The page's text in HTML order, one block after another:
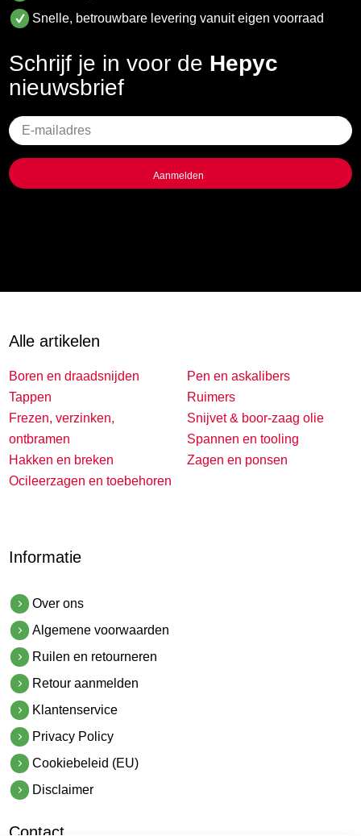
Snelle, betrouwbare levering vanuit eigen voorraad
Schrijf je in voor de Hepyc
nieuwsbrief
Geen
titel
Alle artikelen
Boren en draadsnijden
Tappen
Frezen, verzinken,
ontbramen
Hakken en breken
Ocileerzagen en toebehoren
Pen en askalibers
Ruimers
Snijvet & boor-zaag olie
Spannen en tooling
Zagen en ponsen
Informatie
Over ons
Algemene voorwaarden
Ruilen en retourneren
Retour aanmelden
Klantenservice
Privacy Policy
Cookiebeleid (EU)
Disclaimer
Contact